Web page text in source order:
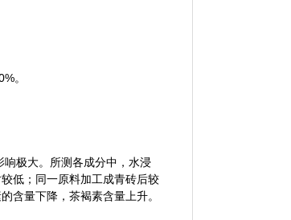
。
响极大。所测各成分中，水浸
低；同一原料加工成青砖后较
含量下降，茶褐素含量上升。